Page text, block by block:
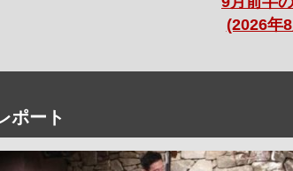
(2026年
ポート